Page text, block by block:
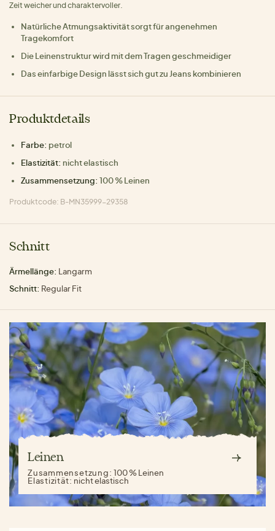
Zeit weicher und charaktervoller.
Natürliche Atmungsaktivität sorgt für angenehmen
Tragekomfort
Die Leinenstruktur wird mit dem Tragen geschmeidiger
Das einfarbige Design lässt sich gut zu Jeans kombinieren
Produktdetails
Farbe: petrol
Elastizität: nicht elastisch
Zusammensetzung: 100 % Leinen
Produktcode: B-MN35999-29358
Schnitt
Ärmellänge: Langarm
Schnitt: Regular Fit
Leinen
Zusammensetzung:100 % Leinen
Elastizität: nicht elastisch